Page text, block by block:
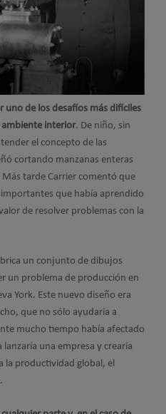
uno de los desafíos más difíciles
ambiente interior. De niño, sin
el concepto de las
cortando manzanas enteras
tarde Carrier comentó que
que había aprendido
de resolver problemas con la
un conjunto de dibujos
un problema de producción en
York. Este nuevo diseño era
que no sólo ayudaría a
mucho tiempo había afectado
una empresa y crearía
la productividad global, el